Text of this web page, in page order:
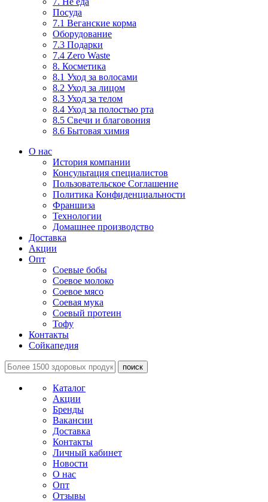
Посуда
7.1 Веганские корма
Оборудование
7.3 Подарки
7.4 Zero Waste
8. Косметика
8.1 Уход за волосами
8.2 Уход за лицом
8.3 Уход за телом
8.4 Уход за полостью рта
8.5 Свечи и благовония
8.6 Бытовая химия
О нас
История компании
Консультация специалистов
Пользовательское Соглашение
Политика Конфиденциальности
Франшиза
Технологии
Домашнее производство
Доставка
Акции
Опт
Соевые бобы
Соевое молоко
Соевое мясо
Соевая мука
Соевый протеин
Тофу
Контакты
Сойкапедия
поиск
Каталог
Акции
Бренды
Вакансии
Доставка
Контакты
Личный кабинет
Новости
О нас
Опт
Отзывы